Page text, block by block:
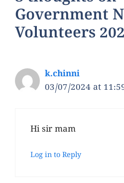
Government
Volunteers
k.chinni
03/07/2024 at
Hi sir mam
Log in to Reply